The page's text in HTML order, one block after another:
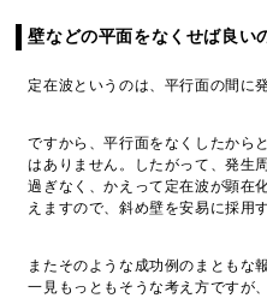
壁などの平面をなくせば良い
定在波というのは、平行面の間に
ですから、平行面をなくしたから
はありません。したがって、発生
過ぎなく、かえって定在波が顕在
えますので、斜め壁を安易に採用
またそのような成功例のまともな
一見もっともそうな考え方ですが